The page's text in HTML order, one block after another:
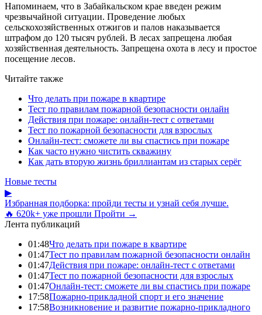
Напоминаем, что в Забайкальском крае введен режим
чрезвычайной ситуации. Проведение любых
сельскохозяйственных отжигов и палов наказывается
штрафом до 120 тысяч рублей. В лесах запрещена любая
хозяйственная деятельность. Запрещена охота в лесу и простое
посещение лесов.
Читайте также
Что делать при пожаре в квартире
Тест по правилам пожарной безопасности онлайн
Действия при пожаре: онлайн-тест с ответами
Тест по пожарной безопасности для взрослых
Онлайн-тест: сможете ли вы спастись при пожаре
Как часто нужно чистить скважину
Как дать вторую жизнь бриллиантам из старых серёг
Новые тесты
▶
Избранная подборка: пройди тесты и узнай себя лучше.
🔥 620k+ уже прошли Пройти →
Лента публикаций
01:48Что делать при пожаре в квартире
01:47Тест по правилам пожарной безопасности онлайн
01:47Действия при пожаре: онлайн-тест с ответами
01:47Тест по пожарной безопасности для взрослых
01:47Онлайн-тест: сможете ли вы спастись при пожаре
17:58Пожарно-прикладной спорт и его значение
17:58Возникновение и развитие пожарно-прикладного